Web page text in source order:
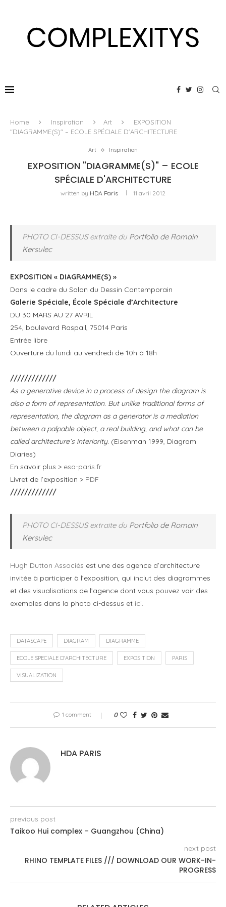
Home Inspiration Art
EXPOSITION
"DIAGRAMME(S)" – ECOLE SPÉCIALE D'ARCHITECTURE
Art Inspiration
EXPOSITION "DIAGRAMME(S)" – ECOLE
SPÉCIALE D'ARCHITECTURE
written by HDA Paris 11 avril 2012
PHOTO CI-DESSUS extraite du Portfolio de Romain
Kersulec
EXPOSITION « DIAGRAMME(S) »
Dans le cadre du Salon du Dessin Contemporain
Galerie Spéciale, École Spéciale d’Architecture
DU 30 MARS AU 27 AVRIL
254, boulevard Raspail, 75014 Paris
Entrée libre
Ouverture du lundi au vendredi de 10h à 18h
/////////////
As a generative device in a process of design the diagram is
also a form of representation. But unlike traditional forms of
representation, the diagram as a generator is a mediation
between a palpable object, a real building, and what can be
called architecture’s interiority. (Eisenman 1999, Diagram
Diaries)
En savoir plus > esa-paris.fr
Livret de l’exposition > PDF
/////////////
PHOTO CI-DESSUS extraite du Portfolio de Romain
Kersulec
Hugh Dutton Associés est une des agence d’architecture
invitée à participer à l’exposition, qui inclut des diagrammes
et des visualisations de l’agence dont vous pouvez voir des
exemples dans la photo ci-dessus et ici.
DATASCAPE DIAGRAM DIAGRAMME
ECOLE SPECIALE D'ARCHITECTURE EXPOSITION PARIS
VISUALIZATION
1 comment 0
HDA PARIS
previous post
Taikoo Hui complex – Guangzhou (China)
next post
RHINO TEMPLATE FILES /// DOWNLOAD OUR WORK-IN-
PROGRESS